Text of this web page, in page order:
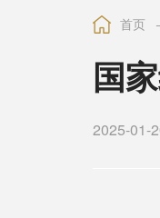
首页
国
2025-01-